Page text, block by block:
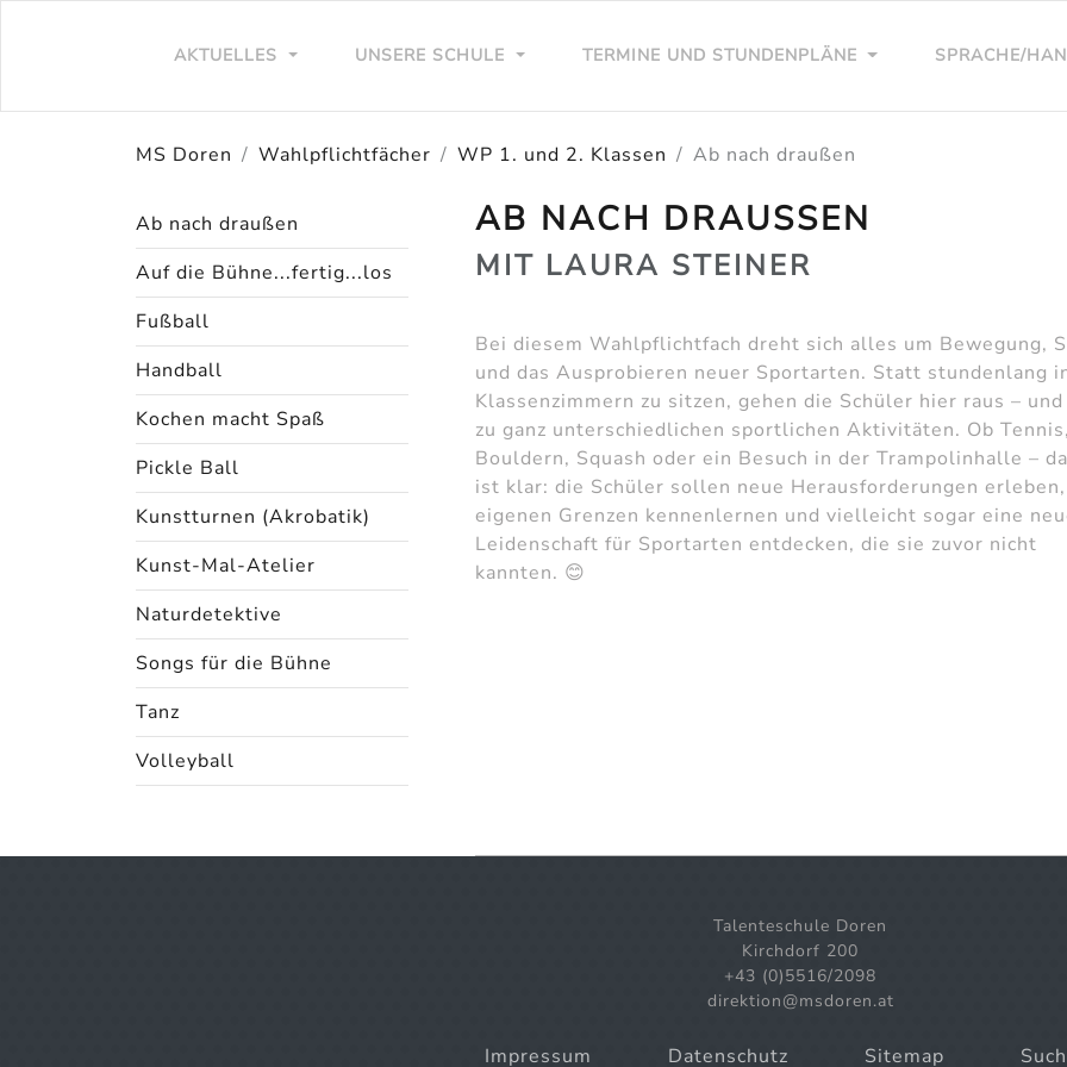
AKTUELLES UNSERE SCHULE TERMINE UND STUNDENPLÄNE SPRACHE/
MS Doren Wahlpflichtfächer WP 1. und 2. Klassen Ab nach draußen
Ab nach draußen
Auf die Bühne...fertig...los
Fußball
Handball
Kochen macht Spaß
Pickle Ball
Kunstturnen (Akrobatik)
Kunst-Mal-Atelier
Naturdetektive
Songs für die Bühne
Tanz
Volleyball
AB NACH DRAUSSEN
MIT LAURA STEINER
Bei diesem Wahlpflichtfach dreht sich alles um Bewegung,
und das Ausprobieren neuer Sportarten. Statt stundenlang
Klassenzimmern zu sitzen, gehen die Schüler hier raus –
zu ganz unterschiedlichen sportlichen Aktivitäten. Ob
Bouldern, Squash oder ein Besuch in der Trampolinhalle –
ist klar: die Schüler sollen neue Herausforderungen
eigenen Grenzen kennenlernen und vielleicht sogar eine
Leidenschaft für Sportarten entdecken, die sie zuvor nicht
kannten. 😊
Talenteschule Doren
Kirchdorf 200
+43 (0)5516/2098
direktion@msdoren.at
Impressum Datenschutz Sitemap